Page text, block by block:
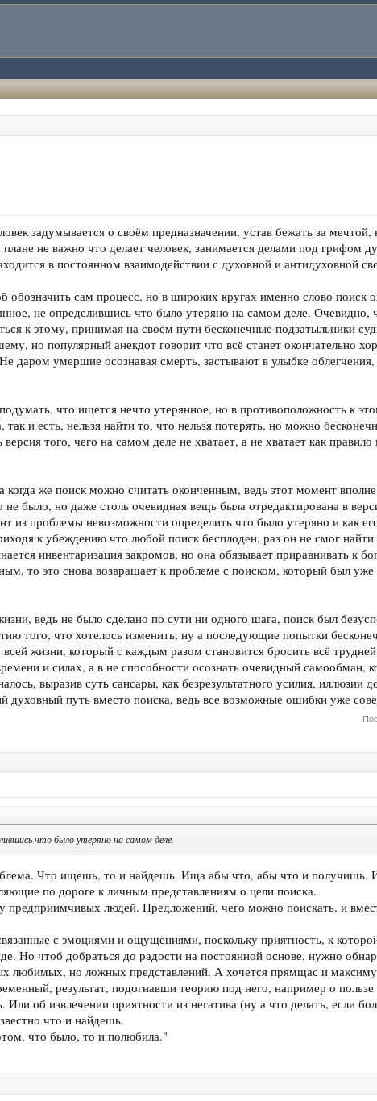
задумывается о своём предназначении, устав бежать за
не важно что делает человек, занимается делами под грифом
в постоянном взаимодействии с духовной и антидуховной
сам процесс, но в широких кругах именно слово поиск
не определившись что было утеряно на самом деле. Очевидно,
к этому, принимая на своём пути бесконечные подзатыльники
но популярный анекдот говорит что всё станет окончательно
даром умершие осознавая смерть, застывают в улыбке облегчения,
что ищется нечто утерянное, но в противоположность к
и есть, нельзя найти то, что нельзя потерять, но можно
версия того, чего на самом деле не хватает, а не хватает как
когда же поиск можно считать оконченным, ведь этот момент
не было, но даже столь очевидная вещь была отредактирована в
из проблемы невозможности определить что было утеряно и как
к убеждению что любой поиск бесплоден, раз он не смог найти
инвентаризация закромов, но она обязывает приравнивать к
то это снова возвращает к проблеме с поиском, который был уже
ведь не было сделано по сути ни одного шага, поиск был
того, что хотелось изменить, ну а последующие попытки
жизни, который с каждым разом становится бросить всё
и силах, а в не способности осознать очевидный самообман,
выразив суть сансары, как безрезультатного усилия, иллюзии
духовный путь вместо поиска, ведь все возможные ошибки уже
что было утеряно на самом деле.
Что ищешь, то и найдешь. Ища абы что, абы что и получишь.
по дороге к личным представлениям о цели поиска.
предприимчивых людей. Предложений, чего можно поискать, и
с эмоциями и ощущениями, поскольку приятность, к которой
Но чтоб добраться до радости на постоянной основе, нужно
любимых, но ложных представлений. А хочется прямщас и
результат, подогнавши теорию под него, например о
об извлечении приятности из негатива (ну а что делать, если
что и найдешь.
что было, то и полюбила."